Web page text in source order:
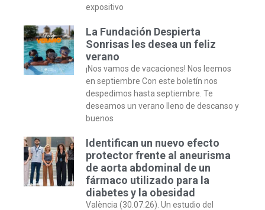
expositivo
La Fundación Despierta
Sonrisas les desea un feliz
verano
¡Nos vamos de vacaciones! Nos leemos
en septiembre Con este boletín nos
despedimos hasta septiembre. Te
deseamos un verano lleno de descanso y
buenos
Identifican un nuevo efecto
protector frente al aneurisma
de aorta abdominal de un
fármaco utilizado para la
diabetes y la obesidad
València (30.07.26). Un estudio del